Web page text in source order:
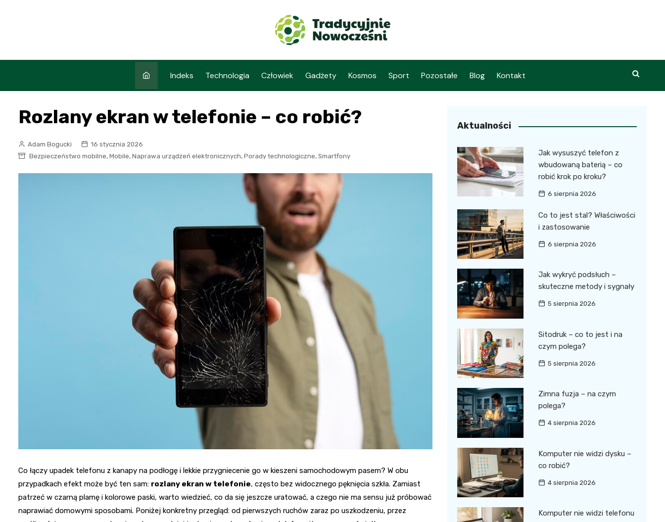
Indeks Technologia Człowiek Gadżety Kosmos Sport Pozostałe Blog Kontakt
Rozlany ekran w telefonie – co robić?
Adam Bogucki
16 stycznia 2026
Bezpieczeństwo mobilne, Mobile, Naprawa urządzeń elektronicznych, Porady technologiczne, Smartfony
Co łączy upadek telefonu z kanapy na podłogę i lekkie przygniecenie go w kieszeni samochodowym pasem? W obu
przypadkach efekt może być ten sam: rozlany ekran w telefonie, często bez widocznego pęknięcia szkła. Zamiast
patrzeć w czarną plamę i kolorowe paski, warto wiedzieć, co da się jeszcze uratować, a czego nie ma sensu już próbować
naprawiać domowymi sposobami. Poniżej konkretny przegląd: od pierwszych ruchów zaraz po uszkodzeniu, przez
Aktualności
Jak wysuszyć telefon z
wbudowaną baterią – co
robić krok po kroku?
6 sierpnia 2026
Co to jest stal? Właściwości
i zastosowanie
6 sierpnia 2026
Jak wykryć podsłuch –
skuteczne metody i sygnały
5 sierpnia 2026
Sitodruk – co to jest i na
czym polega?
5 sierpnia 2026
Zimna fuzja – na czym
polega?
4 sierpnia 2026
Komputer nie widzi dysku –
co robić?
4 sierpnia 2026
Komputer nie widzi telefonu